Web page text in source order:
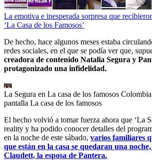
La emotiva e inesperada sorpresa que
‘La Casa de los Famosos’
De hecho, hace algunos meses estaba
redes sociales, en el que se podía ver que,
creadora de contenido Natalia Segura y
protagonizado una infidelidad.
La Segura en La casa de los famosos Colombia
pantalla La casa de los famosos
El hecho volvió a tomar fuerza ahora que ‘La
reality y ha podido conocer detalles del
en la noche de este sábado, varios familiares
que están en la casa se quedaran una
Claudett, la esposa de Pantera.